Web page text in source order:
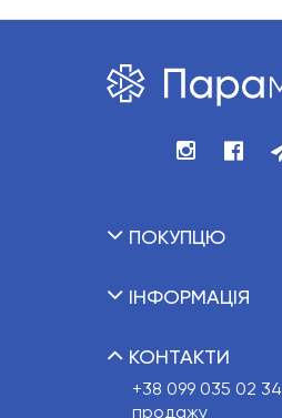
ПОКУПЦЮ
ІНФОРМАЦІЯ
КОНТАКТИ
+38 099 035 02 34
продажу